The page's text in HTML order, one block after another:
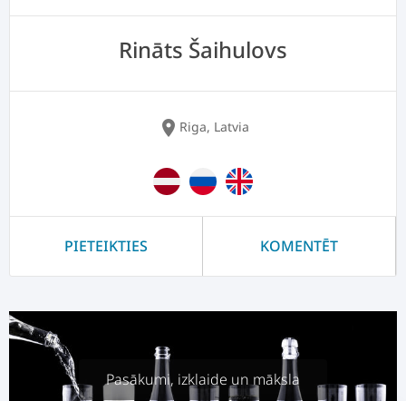
Rināts Šaihulovs
location_on Riga, Latvia
PIETEIKTIES KOMENTĒT
Pasākumi, izklaide un māksla